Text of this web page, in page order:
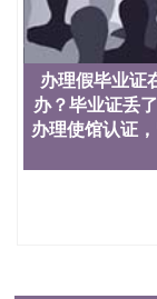
办理假毕业证
办？毕业证丢
办理使馆认证